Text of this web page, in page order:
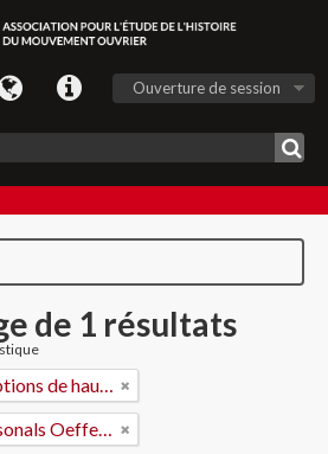
Ouverture de session
de 1 résultats
Seulement les descriptions de haut niveau
VPOD (Verband Personals Oeffentlicher Dienste)